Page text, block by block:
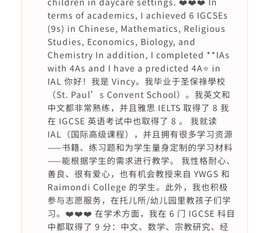
terms of academics, I achieved 6 IGCSEs
(9s) in Chinese, Mathematics, Religious
Studies, Economics, Biology, and
Chemistry In addition, I completed **IAs
with 4As and I have a predicted 4A⭐️ in
IAL 你好！我是 Vincy。我毕业于圣保祿學校
（St. Paul’s Convent School）。我英文和
中文都非常熟练，并且雅思 IELTS 取得了 8 我
在 IGCSE 英语考试中也取得了 8 。 我就读
IAL（国际高级课程），并且拥有很多学习资源
——书籍、练习题和为学生量身定制的学习材料
——能根据学生的需求进行教学。 我性格耐心、
善良、很有爱心，也有机会教授来自 YWGS 和
Raimondi College 的学生。此外，我也积极
参与志愿服务，在托儿所/幼儿园里教孩子们学
习。❤️❤️❤️ 在学术方面，我在 6 门 IGCSE 科目
中都取得了 9 分：中文、数学、宗教研究、经